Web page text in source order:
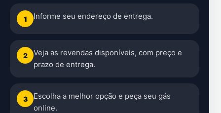
1 Informe seu endereço de entrega.
2
Veja as revendas disponíveis, com preço e
prazo de entrega.
3
Escolha a melhor opção e peça seu gás
online.